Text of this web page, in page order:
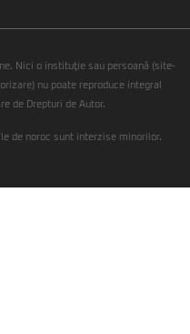
Nici o instituţie sau persoană (site-
nu poate reproduce integral
de Drepturi de Autor.
de noroc sunt interzise minorilor.